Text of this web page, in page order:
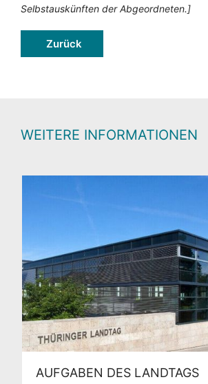
Selbstauskünften der Abgeordneten.]
Zurück
WEITERE INFORMATIONEN
AUFGABEN DES LANDTAGS